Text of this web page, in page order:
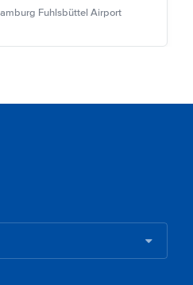
Fuhlsbüttel Airport